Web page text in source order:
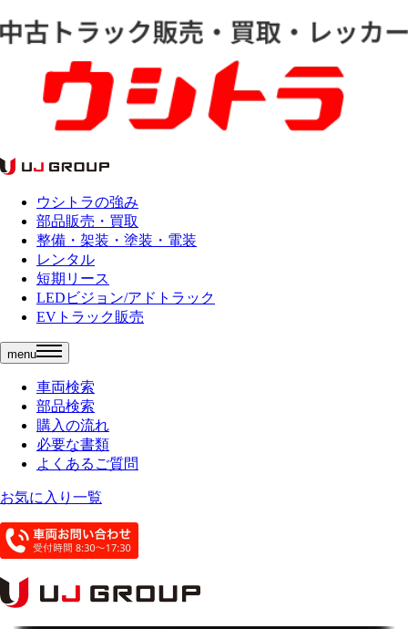
ウシトラの強み
部品販売・買取
整備・架装・塗装・電装
レンタル
短期リース
LEDビジョン/アドトラック
EVトラック販売
menu
車両検索
部品検索
購入の流れ
必要な書類
よくあるご質問
お気に入り一覧